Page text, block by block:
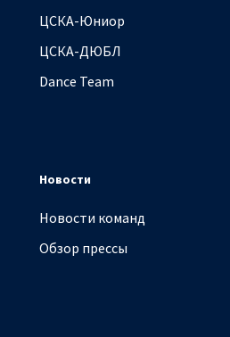
ЦСКА-Юниор
ЦСКА-ДЮБЛ
Dance Team
Новости
Новости команд
Обзор прессы